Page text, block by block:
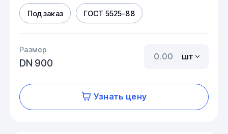
Под заказ ГОСТ 5525-88
Размер
DN 900
шт
Узнать цену